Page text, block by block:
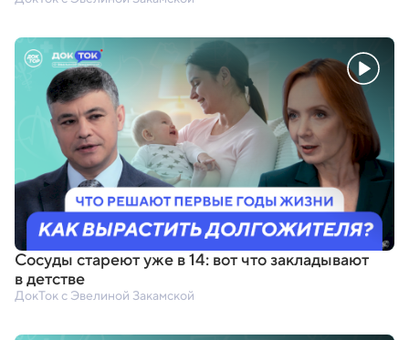
Сосуды стареют уже в 14: вот что закладывают
в детстве
ДокТок с Эвелиной Закамской